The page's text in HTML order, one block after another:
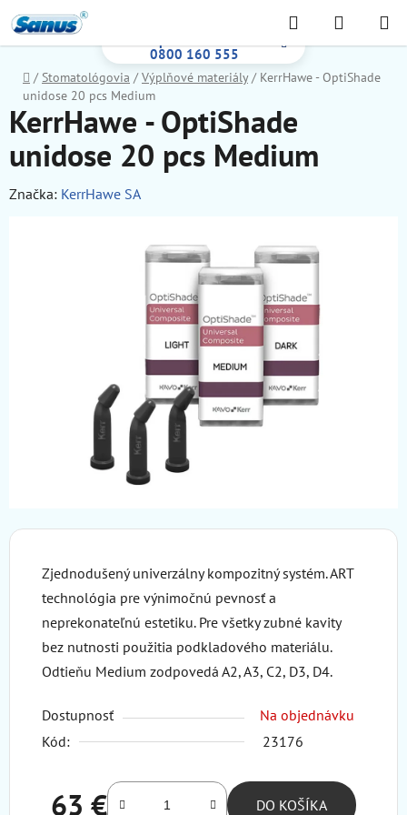
na
obsah
0800 160 555
Hľadať
KOŠÍK
Domov
/ Stomatológovia / Výplňové materiály / KerrHawe - OptiShade
unidose 20 pcs Medium
Zjednodušený univerzálny kompozitný systém. ART
technológia pre výnimočnú pevnosť a
neprekonateľnú estetiku. Pre všetky zubné kavity
bez nutnosti použitia podkladového materiálu.
Odtieňu Medium zodpovedá A2, A3, C2, D3, D4.
Dostupnosť
Na objednávku
Kód:
23176
63 € DO KOŠÍKA
KerrHawe - OptiShade
unidose 20 pcs Medium
Značka: KerrHawe SA